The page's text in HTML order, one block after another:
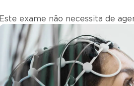
Este exame não necessita de